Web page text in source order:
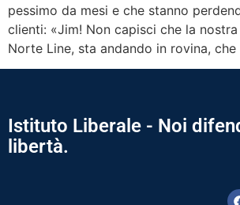
pessimo da mesi e che stanno
clienti: «Jim! Non capisci che la nostra
Norte Line, sta andando in rovina,
Istituto Liberale - Noi
libertà.